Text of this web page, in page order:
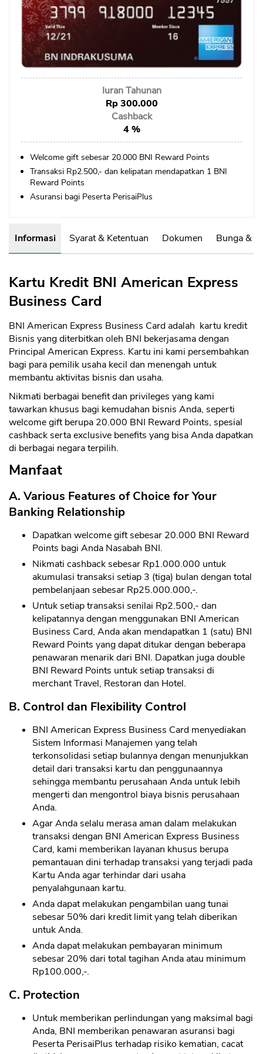
Sekuritas Saham
Bank Digital
Crypto
Assets Crypto
Asuransi Jiwa
Asuransi Kesehatan
Asuransi Syariah
Iuran Tahunan
Rp 300.000
Cashback
4 %
Welcome gift sebesar 20.000 BNI Reward Points
Transaksi Rp2.500,- dan kelipatan mendapatkan 1 BNI
Reward Points
Asuransi bagi Peserta PerisaiPlus
Informasi Syarat & Ketentuan Dokumen Bunga &
Kartu Kredit BNI American Express
Business Card
BNI American Express Business Card adalah kartu kredit
Bisnis yang diterbitkan oleh BNI bekerjasama dengan
Principal American Express. Kartu ini kami persembahkan
bagi para pemilik usaha kecil dan menengah untuk
membantu aktivitas bisnis dan usaha.
Nikmati berbagai benefit dan privileges yang kami
tawarkan khusus bagi kemudahan bisnis Anda, seperti
welcome gift berupa 20.000 BNI Reward Points, spesial
cashback serta exclusive benefits yang bisa Anda dapatkan
di berbagai negara terpilih.
Manfaat
A. Various Features of Choice for Your
Banking Relationship
Dapatkan welcome gift sebesar 20.000 BNI Reward
Points bagi Anda Nasabah BNI.
Nikmati cashback sebesar Rp1.000.000 untuk
akumulasi transaksi setiap 3 (tiga) bulan dengan total
pembelanjaan sebesar Rp25.000.000,-.
Untuk setiap transaksi senilai Rp2.500,- dan
kelipatannya dengan menggunakan BNI American
Business Card, Anda akan mendapatkan 1 (satu) BNI
Reward Points yang dapat ditukar dengan beberapa
penawaran menarik dari BNI. Dapatkan juga double
BNI Reward Points untuk setiap transaksi di
merchant Travel, Restoran dan Hotel.
B. Control dan Flexibility Control
BNI American Express Business Card menyediakan
Sistem Informasi Manajemen yang telah
terkonsolidasi setiap bulannya dengan menunjukkan
detail dari transaksi kartu dan penggunaannya
sehingga membantu perusahaan Anda untuk lebih
mengerti dan mengontrol biaya bisnis perusahaan
Anda.
Agar Anda selalu merasa aman dalam melakukan
transaksi dengan BNI American Express Business
Card, kami memberikan layanan khusus berupa
pemantauan dini terhadap transaksi yang terjadi pada
Kartu Anda agar terhindar dari usaha
penyalahgunaan kartu.
Anda dapat melakukan pengambilan uang tunai
sebesar 50% dari kredit limit yang telah diberikan
untuk Anda.
Anda dapat melakukan pembayaran minimum
sebesar 20% dari total tagihan Anda atau minimum
Rp100.000,-.
C. Protection
Untuk memberikan perlindungan yang maksimal bagi
Anda, BNI memberikan penawaran asuransi bagi
Peserta PerisaiPlus terhadap risiko kematian, cacat